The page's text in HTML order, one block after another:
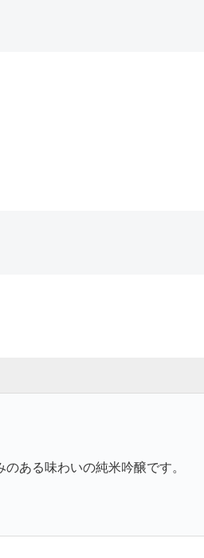
ある味わいの純米吟醸です。